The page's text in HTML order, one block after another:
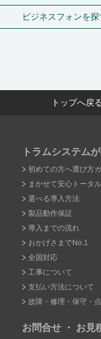
ビジネスフォンを
トップへ戻る
トラムシステム
初めての方へ選び方
まかせて安心トータ
選べる導入方法
製品動作保証
導入までの流れ
おかげさまでNo.1
全国対応
工事について
支払い方法について
故障・修理・保守・
お問合せ ・ お見